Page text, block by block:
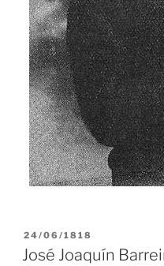
PUBLICADO
EN
24/06/1818
José Joaquín